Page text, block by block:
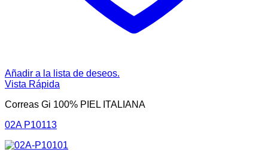
Añadir a la lista de deseos.
Vista Rápida
Correas Gi 100% PIEL ITALIANA
02A P10113